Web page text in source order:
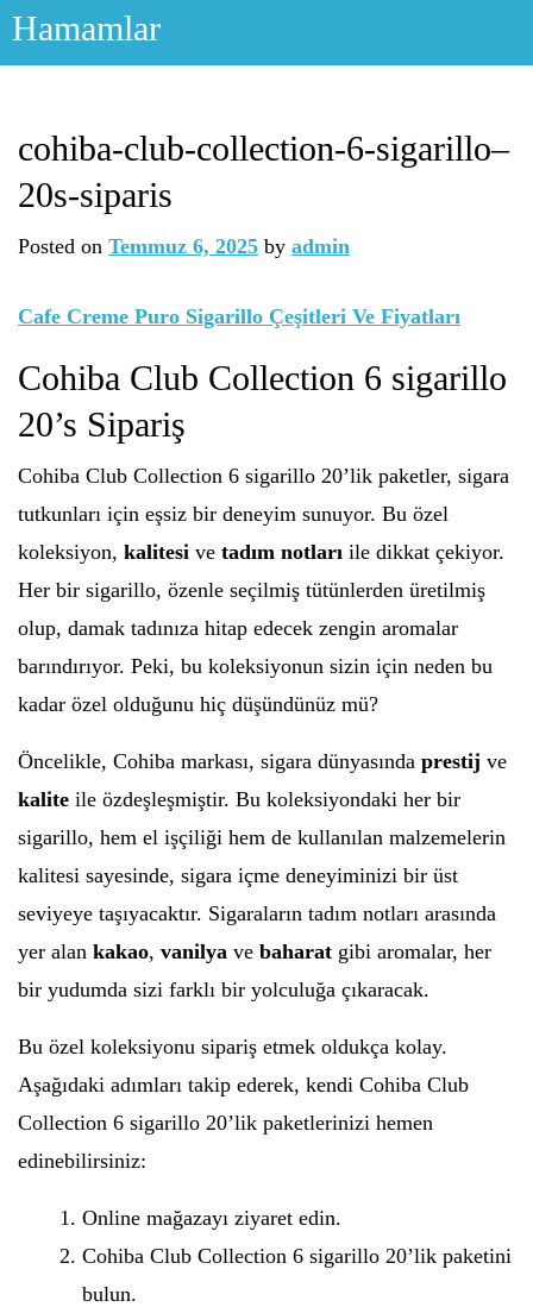
Skip
Hamamlar
cohiba-club-collection-6-sigarillo–
20s-siparis
Posted on Temmuz 6, 2025 by admin
Cafe Creme Puro Sigarillo Çeşitleri Ve Fiyatları
Cohiba Club Collection 6 sigarillo
20’s Sipariş
Cohiba Club Collection 6 sigarillo 20’lik paketler, sigara
tutkunları için eşsiz bir deneyim sunuyor. Bu özel
koleksiyon, kalitesi ve tadım notları ile dikkat çekiyor.
Her bir sigarillo, özenle seçilmiş tütünlerden üretilmiş
olup, damak tadınıza hitap edecek zengin aromalar
barındırıyor. Peki, bu koleksiyonun sizin için neden bu
kadar özel olduğunu hiç düşündünüz mü?
Öncelikle, Cohiba markası, sigara dünyasında prestij ve
kalite ile özdeşleşmiştir. Bu koleksiyondaki her bir
sigarillo, hem el işçiliği hem de kullanılan malzemelerin
kalitesi sayesinde, sigara içme deneyiminizi bir üst
seviyeye taşıyacaktır. Sigaraların tadım notları arasında
yer alan kakao, vanilya ve baharat gibi aromalar, her
bir yudumda sizi farklı bir yolculuğa çıkaracak.
Bu özel koleksiyonu sipariş etmek oldukça kolay.
Aşağıdaki adımları takip ederek, kendi Cohiba Club
Collection 6 sigarillo 20’lik paketlerinizi hemen
edinebilirsiniz:
Online mağazayı ziyaret edin.
Cohiba Club Collection 6 sigarillo 20’lik paketini
bulun.